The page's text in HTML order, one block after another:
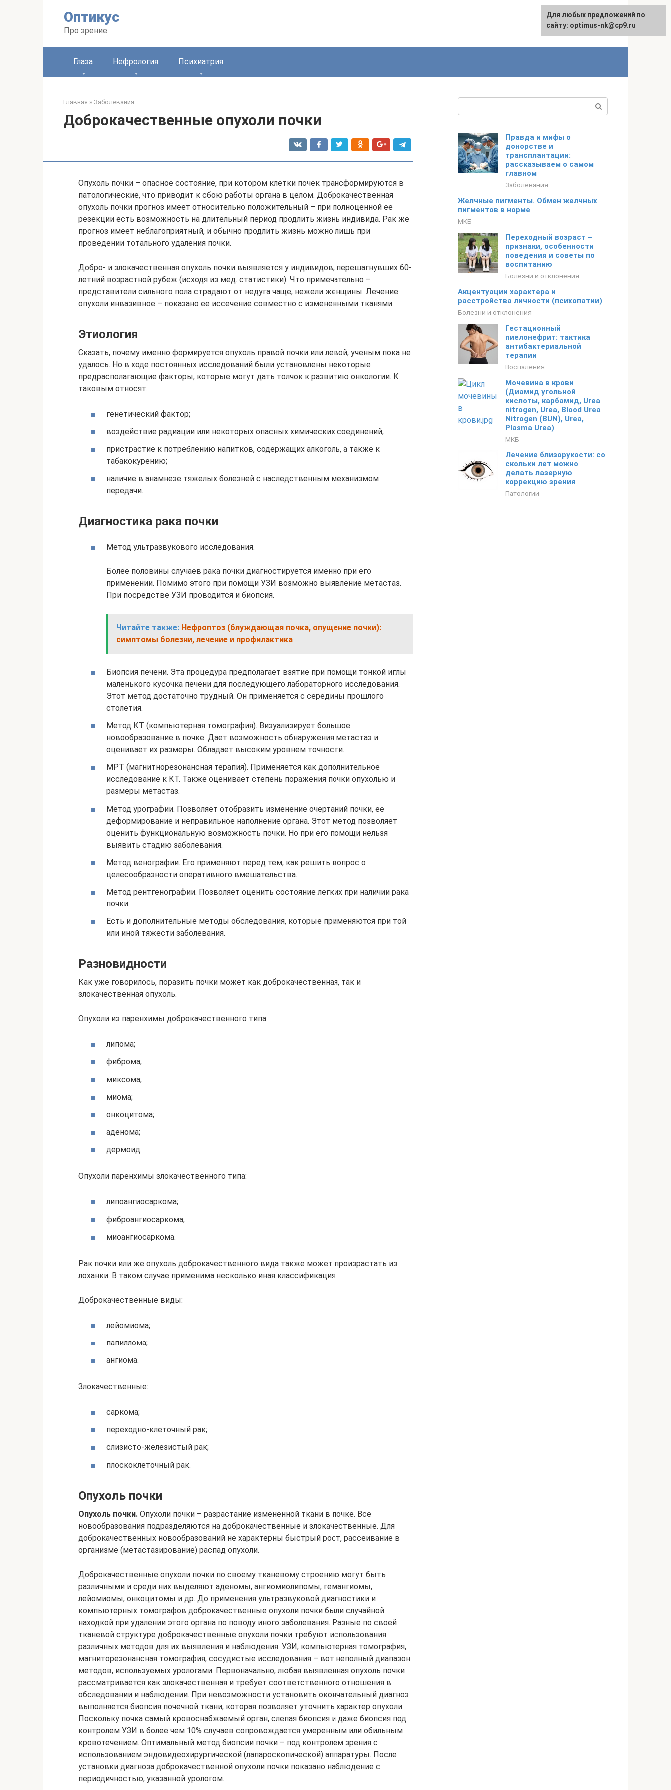
Оптикус
Про зрение
English
Глаза Нефрология Психиатрия
Главная » Заболевания
Доброкачественные опухоли почки
Опухоль почки – опасное состояние, при котором клетки почек трансформируются в
патологические, что приводит к сбою работы органа в целом. Доброкачественная
опухоль почки прогноз имеет относительно положительный – при полноценной ее
резекции есть возможность на длительный период продлить жизнь индивида. Рак же
прогноз имеет неблагоприятный, и обычно продлить жизнь можно лишь при
проведении тотального удаления почки.
Добро- и злокачественная опухоль почки выявляется у индивидов, перешагнувших 60-
летний возрастной рубеж (исходя из мед. статистики). Что примечательно –
представители сильного пола страдают от недуга чаще, нежели женщины. Лечение
опухоли инвазивное – показано ее иссечение совместно с измененными тканями.
Этиология
Сказать, почему именно формируется опухоль правой почки или левой, ученым пока не
удалось. Но в ходе постоянных исследований были установлены некоторые
предрасполагающие факторы, которые могут дать толчок к развитию онкологии. К
таковым относят:
генетический фактор;
воздействие радиации или некоторых опасных химических соединений;
пристрастие к потреблению напитков, содержащих алкоголь, а также к
табакокурению;
наличие в анамнезе тяжелых болезней с наследственным механизмом
передачи.
Диагностика рака почки
Метод ультразвукового исследования.
Более половины случаев рака почки диагностируется именно при его
применении. Помимо этого при помощи УЗИ возможно выявление метастаз.
При посредстве УЗИ проводится и биопсия.
Читайте также: Нефроптоз (блуждающая почка, опущение почки):
симптомы болезни, лечение и профилактика
Биопсия печени. Эта процедура предполагает взятие при помощи тонкой иглы
маленького кусочка печени для последующего лабораторного исследования.
Этот метод достаточно трудный. Он применяется с середины прошлого
столетия.
Метод КТ (компьютерная томография). Визуализирует большое
новообразование в почке. Дает возможность обнаружения метастаз и
оценивает их размеры. Обладает высоким уровнем точности.
МРТ (магнитнорезонансная терапия). Применяется как дополнительное
исследование к КТ. Также оценивает степень поражения почки опухолью и
размеры метастаз.
Метод урографии. Позволяет отобразить изменение очертаний почки, ее
деформирование и неправильное наполнение органа. Этот метод позволяет
оценить функциональную возможность почки. Но при его помощи нельзя
выявить стадию заболевания.
Метод венографии. Его применяют перед тем, как решить вопрос о
целесообразности оперативного вмешательства.
Метод рентгенографии. Позволяет оценить состояние легких при наличии рака
почки.
Есть и дополнительные методы обследования, которые применяются при той
или иной тяжести заболевания.
Разновидности
Как уже говорилось, поразить почки может как доброкачественная, так и
злокачественная опухоль.
Опухоли из паренхимы доброкачественного типа:
липома;
фиброма;
миксома;
миома;
онкоцитома;
аденома;
дермоид.
Опухоли паренхимы злокачественного типа:
липоангиосаркома;
фиброангиосаркома;
миоангиосаркома.
Рак почки или же опухоль доброкачественного вида также может произрастать из
лоханки. В таком случае применима несколько иная классификация.
Доброкачественные виды:
лейомиома;
папиллома;
ангиома.
Злокачественные:
саркома;
переходно-клеточный рак;
слизисто-железистый рак;
плоскоклеточный рак.
Опухоль почки
Опухоль почки. Опухоли почки – разрастание измененной ткани в почке. Все
новообразования подразделяются на доброкачественные и злокачественные. Для
доброкачественных новообразований не характерны быстрый рост, рассеивание в
организме (метастазирование) распад опухоли.
Доброкачественные опухоли почки по своему тканевому строению могут быть
различными и среди них выделяют аденомы, ангиомиолипомы, гемангиомы,
лейомиомы, онкоцитомы и др. До применения ультразвуковой диагностики и
компьютерных томографов доброкачественные опухоли почки были случайной
находкой при удалении этого органа по поводу иного заболевания. Разные по своей
тканевой структуре доброкачественные опухоли почки требуют использования
различных методов для их выявления и наблюдения. УЗИ, компьютерная томография,
магниторезонансная томография, сосудистые исследования – вот неполный диапазон
методов, используемых урологами. Первоначально, любая выявленная опухоль почки
рассматривается как злокачественная и требует соответственного отношения в
обследовании и наблюдении. При невозможности установить окончательный диагноз
выполняется биопсия почечной ткани, которая позволяет уточнить характер опухоли.
Поскольку почка самый кровоснабжаемый орган, слепая биопсия и даже биопсия под
контролем УЗИ в более чем 10% случаев сопровождается умеренным или обильным
кровотечением. Оптимальный метод биопсии почки – под контролем зрения с
использованием эндовидеохирургической (лапароскопической) аппаратуры. После
установки диагноза доброкачественной опухоли почки показано наблюдение с
периодичностью, указанной урологом.
Правда и мифы о
донорстве и
трансплантации:
рассказываем о самом
главном
Заболевания
Желчные пигменты. Обмен желчных
пигментов в норме
МКБ
Переходный возраст –
признаки, особенности
поведения и советы по
воспитанию
Болезни и отклонения
Акцентуации характера и
расстройства личности (психопатии)
Болезни и отклонения
Гестационный
пиелонефрит: тактика
антибактериальной
терапии
Воспаления
Мочевина в крови
(Диамид угольной
кислоты, карбамид, Urea
nitrogen, Urea, Blood Urea
Nitrogen (BUN), Urea,
Plasma Urea)
МКБ
Лечение близорукости: со
скольки лет можно
делать лазерную
коррекцию зрения
Патологии
Для любых предложений по
сайту: optimus-nk@cp9.ru